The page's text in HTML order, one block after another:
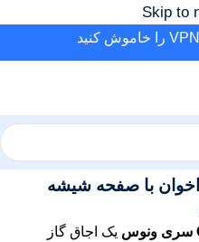
Skip to
گاز رومیزی ونوس G35 اخوان با صفحه شیشه
یک اجاق گاز